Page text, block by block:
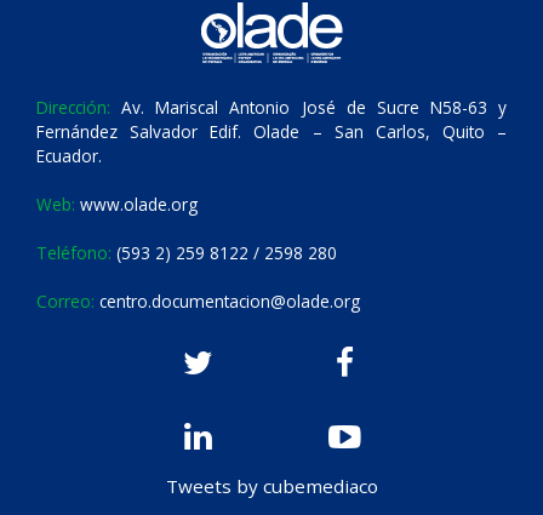
Dirección: Av. Mariscal Antonio José de Sucre N58-63 y
Fernández Salvador Edif. Olade – San Carlos, Quito –
Ecuador.
Web: www.olade.org
Teléfono: (593 2) 259 8122 / 2598 280
Correo: centro.documentacion@olade.org
Tweets by cubemediaco